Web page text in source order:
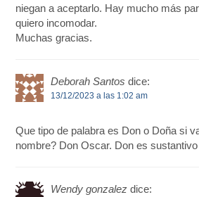
niegan a aceptarlo. Hay mucho más
quiero incomodar.
Muchas gracias.
Deborah Santos dice:
13/12/2023 a las 1:02 am
Que tipo de palabra es Don o Doña si
nombre? Don Oscar. Don es
Wendy gonzalez dice: